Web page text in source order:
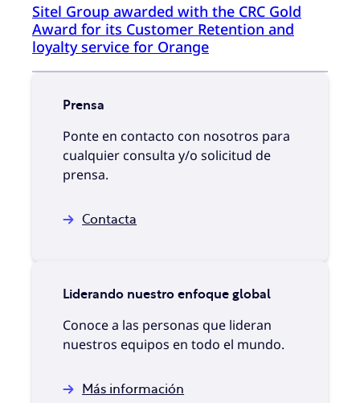
Sitel Group awarded with the CRC Gold
Award for its Customer Retention and
loyalty service for Orange
Prensa
Ponte en contacto con nosotros para
cualquier consulta y/o solicitud de
prensa.
Contacta
Liderando nuestro enfoque global
Conoce a las personas que lideran
nuestros equipos en todo el mundo.
Más información